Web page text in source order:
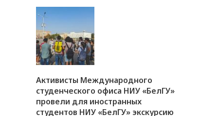
Активисты Международного
студенческого офиса НИУ «БелГУ»
провели для иностранных
студентов НИУ «БелГУ» экскурсию